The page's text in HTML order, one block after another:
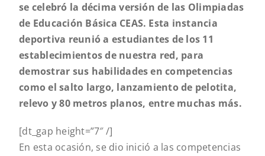
se celebró la décima versión de las Olimpiadas
de Educación Básica CEAS. Esta instancia
deportiva reunió a estudiantes de los 11
establecimientos de nuestra red, para
demostrar sus habilidades en competencias
como el salto largo, lanzamiento de pelotita,
relevo y 80 metros planos, entre muchas más.
[dt_gap height=”7″ /]
En esta ocasión, se dio inició a las competencias